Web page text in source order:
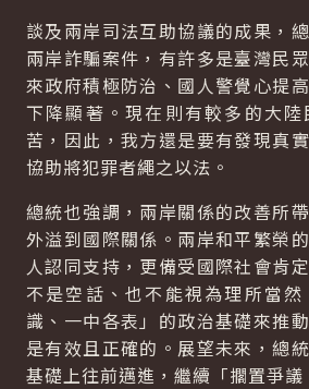
談及兩岸司法互助協議的成果，
兩岸詐騙案件，有許多是臺灣民
來政府積極防治、國人警覺心提
下降顯著。現在則有較多的大
苦，因此，我方還是要有發現真
協助將犯罪者繩之以法。
總統也強調，兩岸關係的改善所
外溢到國際關係。兩岸和平繁榮
人認同支持，更備受國際社會肯
不是空話、也不能視為理所當
識、一中各表」的政治基礎來推
是有效且正確的。展望未來，總
基礎上往前邁進，繼續「擱置爭議